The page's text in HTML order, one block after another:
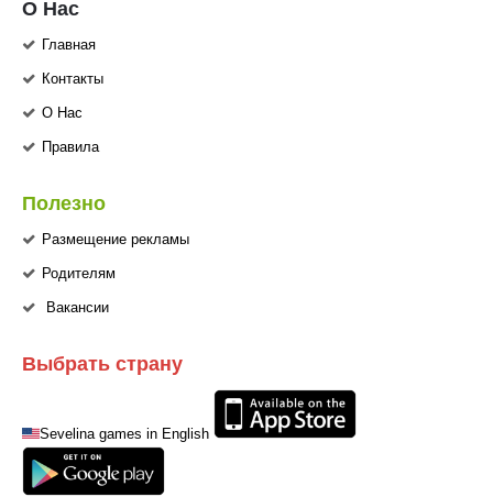
О Нас
Главная
Контакты
О Нас
Правила
Полезно
Размещение рекламы
Родителям
Вакансии
Выбрать страну
Sevelina games in English